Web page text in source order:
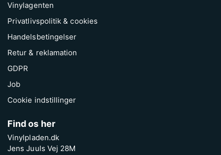
Vinylagenten
Privatlivspolitik & cookies
Handelsbetingelser
Retur & reklamation
GDPR
Job
Cookie indstillinger
Find os her
Vinylpladen.dk
Jens Juuls Vej 28M